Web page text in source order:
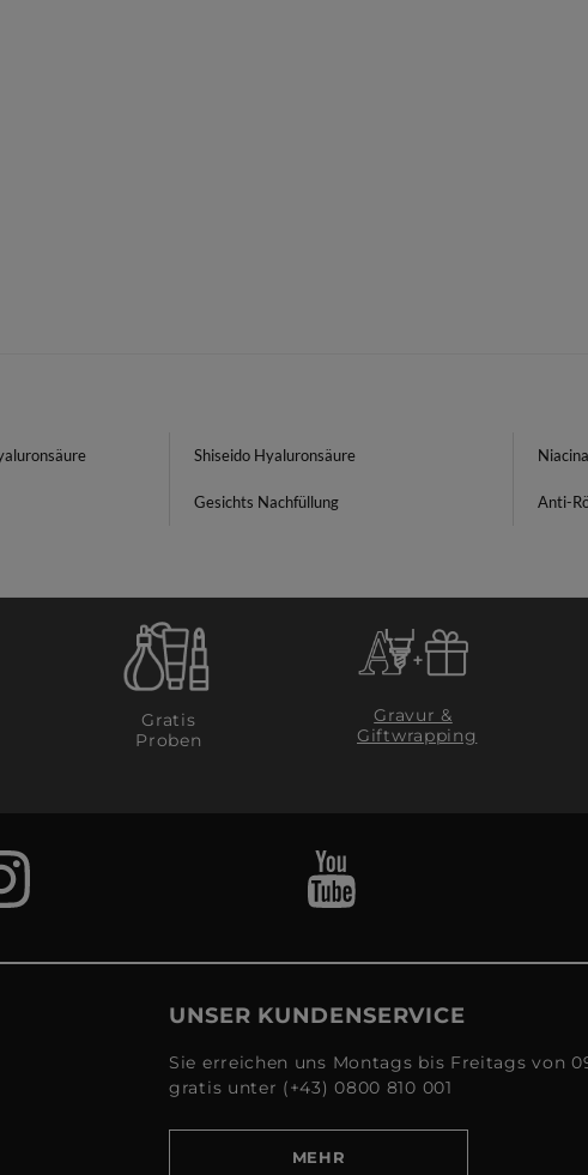
Shiseido Hyaluronsäure
Gesichts Nachfüllung Anti-
Gratis
Proben
Gravur &
Giftwrapping
UNSER KUNDENSERVICE
Sie erreichen uns Montags bis Freitags von
gratis unter (+43) 0800 810 001
MEHR